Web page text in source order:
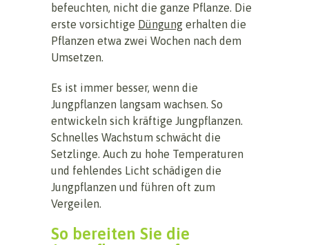
befeuchten, nicht die ganze Pflanze. Die
erste vorsichtige Düngung erhalten die
Pflanzen etwa zwei Wochen nach dem
Umsetzen.
Es ist immer besser, wenn die
Jungpflanzen langsam wachsen. So
entwickeln sich kräftige Jungpflanzen.
Schnelles Wachstum schwächt die
Setzlinge. Auch zu hohe Temperaturen
und fehlendes Licht schädigen die
Jungpflanzen und führen oft zum
Vergeilen.
So bereiten Sie die